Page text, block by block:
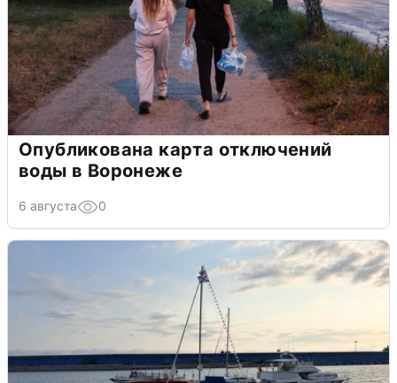
Опубликована карта отключений
воды в Воронеже
6 августа 0